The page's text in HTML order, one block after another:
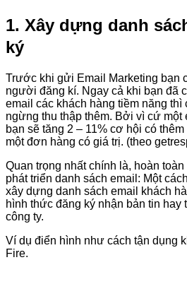
1. Xây dựng danh
ký
Trước khi gửi Email Marketing bạn
người đăng kí. Ngay cả khi bạn đã
email các khách hàng tiềm năng
ngừng thu thập thêm. Bởi vì cứ
bạn sẽ tăng 2 – 11% cơ hội có
một đơn hàng có giá trị. (theo
Quan trọng nhất chính là, hoàn
phát triển danh sách email: Một
xây dựng danh sách email khách
hình thức đăng ký nhận bản tin hay
công ty.
Ví dụ điển hình như cách tận dụng
Fire.